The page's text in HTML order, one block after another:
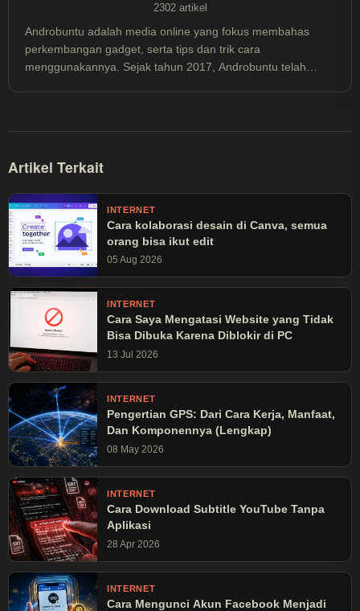
2302 artikel
Androbuntu adalah media online yang fokus membahas
perkembangan gadget, serta tips dan trik cara
menggunakannya. Sejak tahun 2017, Androbuntu telah
Artikel Terkait
INTERNET
Cara kolaborasi desain di Canva, semua
orang bisa ikut edit
05 Aug 2026
INTERNET
Cara Saya Mengatasi Website yang Tidak
Bisa Dibuka Karena Diblokir di PC
13 Jul 2026
INTERNET
Pengertian GPS: Dari Cara Kerja, Manfaat,
Dan Komponennya (Lengkap)
08 May 2026
INTERNET
Cara Download Subtitle YouTube Tanpa
Aplikasi
28 Apr 2026
INTERNET
Cara Mengunci Akun Facebook Menjadi